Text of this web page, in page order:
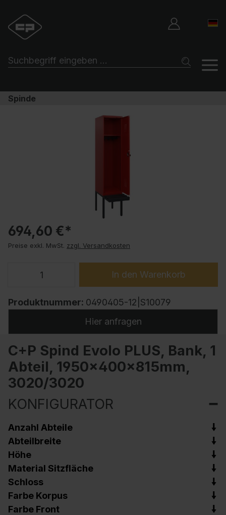
Spinde
694,60 €*
Preise exkl. MwSt. zzgl. Versandkosten
In den Warenkorb
Produktnummer: 0490405-12|S10079
Hier anfragen
C+P Spind Evolo PLUS, Bank, 1
Abteil, 1950x400x815mm,
3020/3020
KONFIGURATOR
Anzahl Abteile
Abteilbreite
Höhe
Material Sitzfläche
Schloss
Farbe Korpus
Farbe Front